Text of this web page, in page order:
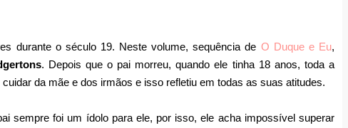
durante o século 19. Neste volume, sequência de O Duque e Eu,
. Depois que o pai morreu, quando ele tinha 18 anos, toda a
da mãe e dos irmãos e isso refletiu em todas as suas atitudes.
sempre foi um ídolo para ele, por isso, ele acha impossível superar